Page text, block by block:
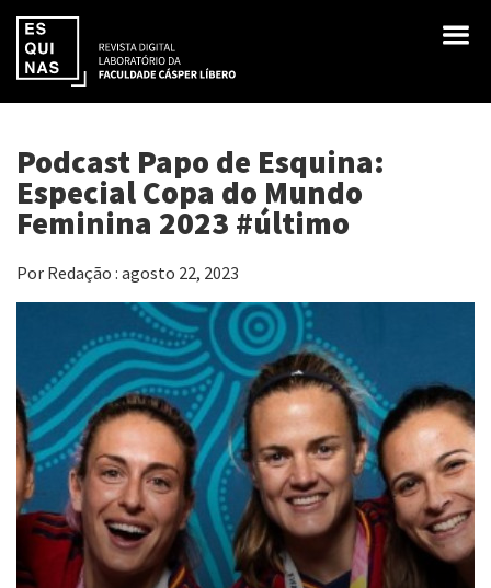
Podcast Papo de Esquina:
Especial Copa do Mundo
Feminina 2023 #último
Por Redação : agosto 22, 2023